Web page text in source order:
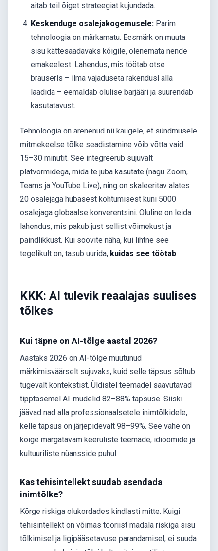
aitab teil õiget strateegiat kujundada.
Keskenduge osalejakogemusele: Parim
tehnoloogia on märkamatu. Eesmärk on muuta
sisu kättesaadavaks kõigile, olenemata nende
emakeelest. Lahendus, mis töötab otse
brauseris – ilma vajaduseta rakendusi alla
laadida – eemaldab olulise barjääri ja suurendab
kasutatavust.
Tehnoloogia on arenenud nii kaugele, et sündmusele
mitmekeelse tõlke seadistamine võib võtta vaid
15–30 minutit. See integreerub sujuvalt
platvormidega, mida te juba kasutate (nagu Zoom,
Teams ja YouTube Live), ning on skaleeritav alates
20 osalejaga hubasest kohtumisest kuni 5000
osalejaga globaalse konverentsini. Oluline on leida
lahendus, mis pakub just sellist võimekust ja
paindlikkust. Kui soovite näha, kui lihtne see
tegelikult on, tasub uurida, kuidas see töötab.
KKK: AI tulevik reaalajas suulises
tõlkes
Kui täpne on AI-tõlge aastal 2026?
Aastaks 2026 on AI-tõlge muutunud
märkimisväärselt sujuvaks, kuid selle täpsus sõltub
tugevalt kontekstist. Üldistel teemadel saavutavad
tipptasemel AI-mudelid 82–88% täpsuse. Siiski
jäävad nad alla professionaalsetele inimtõlkidele,
kelle täpsus on järjepidevalt 98–99%. See vahe on
kõige märgatavam keeruliste teemade, idioomide ja
kultuuriliste nüansside puhul.
Kas tehisintellekt suudab asendada
inimtõlke?
Kõrge riskiga olukordades kindlasti mitte. Kuigi
tehisintellekt on võimas tööriist madala riskiga sisu
tõlkimisel ja ligipääsetavuse parandamisel, ei suuda